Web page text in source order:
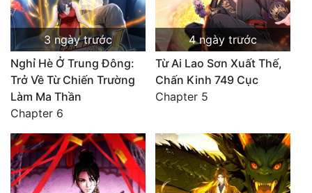
3 ngày trước
Nghỉ Hè Ở Trung Đông:
Trở Về Từ Chiến Trường
Làm Ma Thần
Chapter 6
4 ngày trước
Từ Ai Lao Sơn Xuất Thế,
Chấn Kinh 749 Cục
Chapter 5